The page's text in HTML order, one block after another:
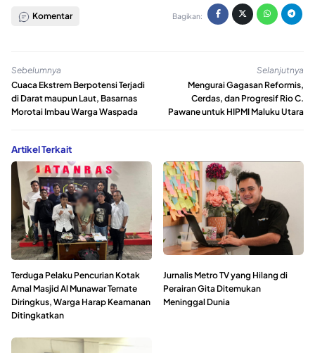
Komentar Bagikan:
Sebelumnya
Cuaca Ekstrem Berpotensi Terjadi
di Darat maupun Laut, Basarnas
Morotai Imbau Warga Waspada
Selanjutnya
Mengurai Gagasan Reformis,
Cerdas, dan Progresif Rio C.
Pawane untuk HIPMI Maluku Utara
Artikel Terkait
Terduga Pelaku Pencurian Kotak
Amal Masjid Al Munawar Ternate
Diringkus, Warga Harap Keamanan
Ditingkatkan
Jurnalis Metro TV yang Hilang di
Perairan Gita Ditemukan
Meninggal Dunia